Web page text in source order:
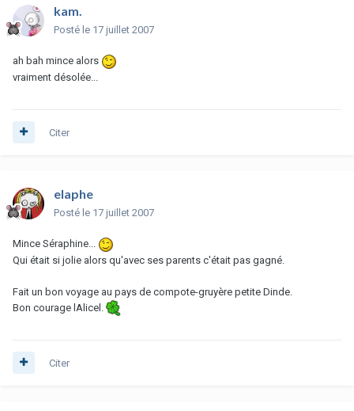
kam.
Posté le 17 juillet 2007
ah bah mince alors
vraiment désolée...
Citer
elaphe
Posté le 17 juillet 2007
Mince Séraphine...
Qui était si jolie alors qu'avec ses parents c'était pas gagné.
Fait un bon voyage au pays de compote-gruyère petite Dinde.
Bon courage lAlicel.
Citer